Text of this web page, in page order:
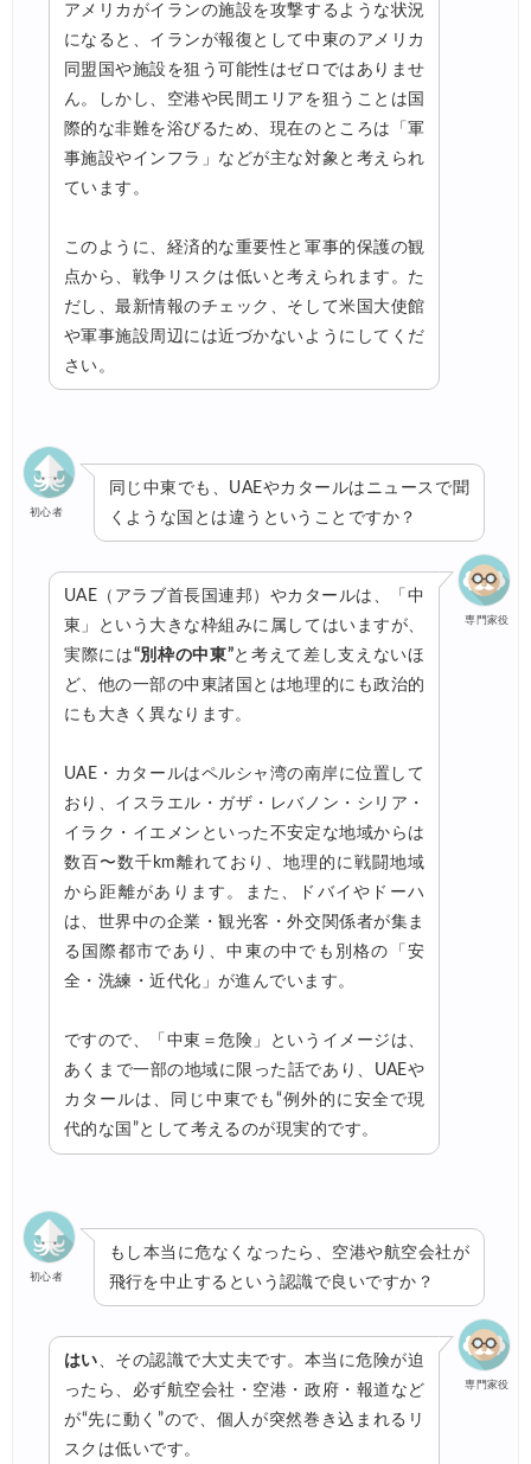
アメリカがイランの施設を攻撃するような状況
になると、イランが報復として中東のアメリカ
同盟国や施設を狙う可能性はゼロではありませ
ん。しかし、空港や民間エリアを狙うことは国
際的な非難を浴びるため、現在のところは「軍
事施設やインフラ」などが主な対象と考えられ
ています。
このように、経済的な重要性と軍事的保護の観
点から、戦争リスクは低いと考えられます。た
だし、最新情報のチェック、そして米国大使館
や軍事施設周辺には近づかないようにしてくだ
さい。
初心者
同じ中東でも、UAEやカタールはニュースで聞
くような国とは違うということですか？
専門家役
UAE（アラブ首長国連邦）やカタールは、「中
東」という大きな枠組みに属してはいますが、
実際には“別枠の中東”と考えて差し支えないほ
ど、他の一部の中東諸国とは地理的にも政治的
にも大きく異なります。
UAE・カタールはペルシャ湾の南岸に位置して
おり、イスラエル・ガザ・レバノン・シリア・
イラク・イエメンといった不安定な地域からは
数百〜数千km離れており、地理的に戦闘地域
から距離があります。また、ドバイやドーハ
は、世界中の企業・観光客・外交関係者が集ま
る国際都市であり、中東の中でも別格の「安
全・洗練・近代化」が進んでいます。
ですので、「中東＝危険」というイメージは、
あくまで一部の地域に限った話であり、UAEや
カタールは、同じ中東でも“例外的に安全で現
代的な国”として考えるのが現実的です。
初心者
もし本当に危なくなったら、空港や航空会社が
飛行を中止するという認識で良いですか？
専門家役
はい、その認識で大丈夫です。本当に危険が迫
ったら、必ず航空会社・空港・政府・報道など
が“先に動く”ので、個人が突然巻き込まれるリ
スクは低いです。